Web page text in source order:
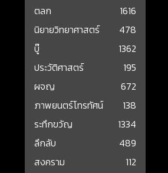
ตลก
1616
นิยายวิทยาศาสตร์
478
บู๊
1362
ประวัติศาสตร์
195
ผจญ
672
ภาพยนตร์โทรทัศน์
138
ระทึกขวัญ
1334
ลึกลับ
489
สงคราม
112